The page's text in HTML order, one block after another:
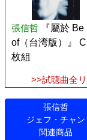
張信哲
『屬於
of（台湾版）』
枚組
>>試聴曲全
張信哲
ジェフ・チャン
関連商品